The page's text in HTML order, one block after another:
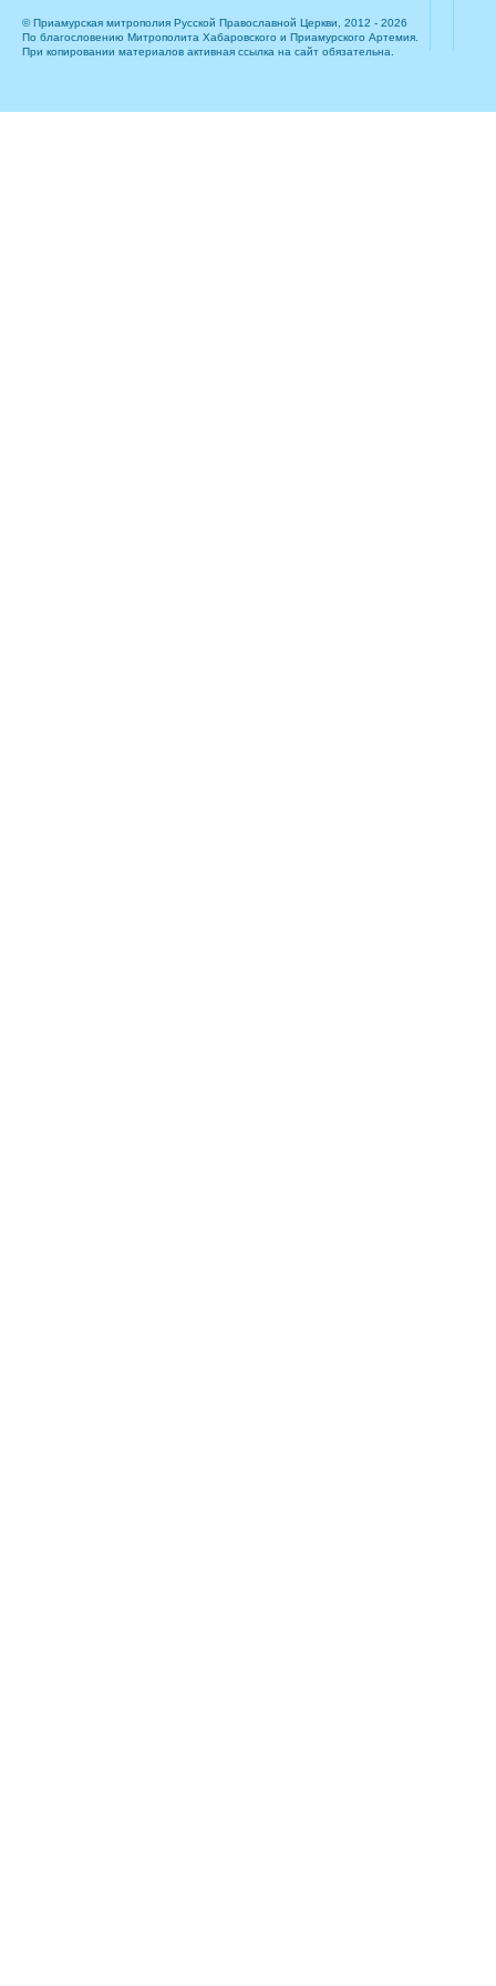
© Приамурская митрополия Русской Православной Церкви, 2012 - 2026
По благословению Митрополита Хабаровского и Приамурского Артемия.
При копировании материалов активная ссылка на сайт обязательна.